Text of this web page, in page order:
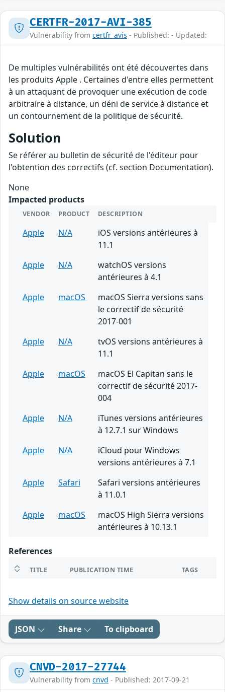
CERTFR-2017-AVI-385
Vulnerability from certfr_avis - Published: - Updated:
De multiples vulnérabilités ont été découvertes dans
les produits Apple . Certaines d'entre elles permettent
à un attaquant de provoquer une exécution de code
arbitraire à distance, un déni de service à distance et
un contournement de la politique de sécurité.
Solution
Se référer au bulletin de sécurité de l'éditeur pour
l'obtention des correctifs (cf. section Documentation).
None
Impacted products
VENDOR PRODUCT DESCRIPTION
Apple N/A
iOS versions antérieures à
11.1
Apple
N/A
watchOS versions
antérieures à 4.1
Apple
macOS
macOS Sierra versions sans
le correctif de sécurité
2017-001
Apple
N/A
tvOS versions antérieures à
11.1
Apple
macOS
macOS El Capitan sans le
correctif de sécurité 2017-
004
Apple
N/A
iTunes versions antérieures
à 12.7.1 sur Windows
Apple
N/A
iCloud pour Windows
versions antérieures à 7.1
Apple
Safari
Safari versions antérieures
à 11.0.1
Apple
macOS
macOS High Sierra versions
antérieures à 10.13.1
References
TITLE PUBLICATION TIME TAGS
Show details on source website
JSON Share To clipboard
CNVD-2017-27744
Vulnerability from cnvd - Published: 2017-09-21